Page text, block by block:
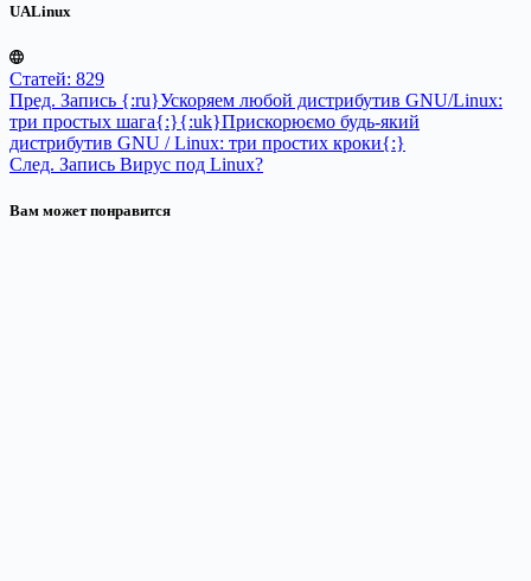
UALinux
Статей: 829
Пред. Запись {:ru}Ускоряем любой дистрибутив GNU/Linux:
три простых шага{:}{:uk}Прискорюємо будь-який
дистрибутив GNU / Linux: три простих кроки{:}
След. Запись Вирус под Linux?
Вам может понравится